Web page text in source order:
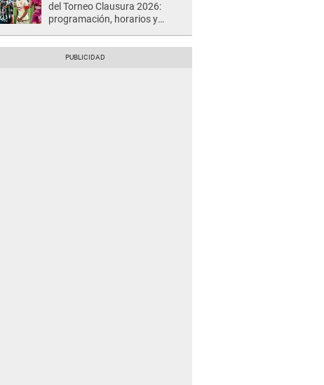
del Torneo Clausura 2026:
programación, horarios y